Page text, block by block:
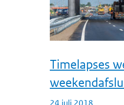
Timelapses